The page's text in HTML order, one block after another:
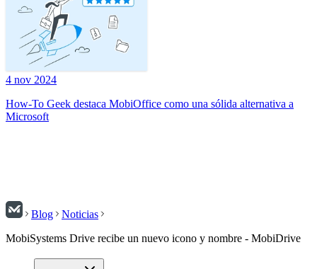
4 nov 2024
How-To Geek destaca MobiOffice como una sólida alternativa a
Microsoft
Blog
Noticias
MobiSystems Drive recibe un nuevo icono y nombre - MobiDrive